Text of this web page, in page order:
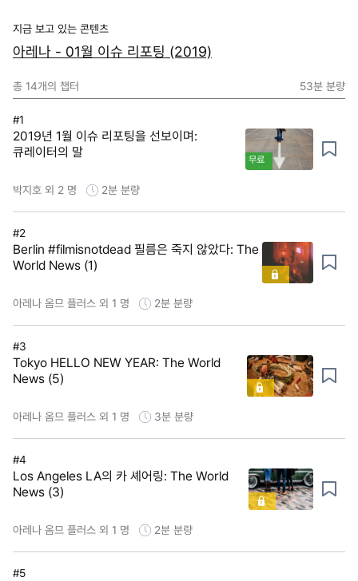
지금 보고 있는 콘텐츠
아레나 - 01월 이슈 리포팅 (2019)
총 14개의 챕터 53분 분량
#1
2019년 1월 이슈 리포팅을 선보이며:
큐레이터의 말
무료
박지호 외 2 명 2분 분량
#2
Berlin #filmisnotdead 필름은 죽지 않았다: The
World News (1)
아레나 옴므 플러스 외 1 명 2분 분량
#3
Tokyo HELLO NEW YEAR: The World
News (5)
아레나 옴므 플러스 외 1 명 3분 분량
#4
Los Angeles LA의 카 셰어링: The World
News (3)
아레나 옴므 플러스 외 1 명 2분 분량
#5